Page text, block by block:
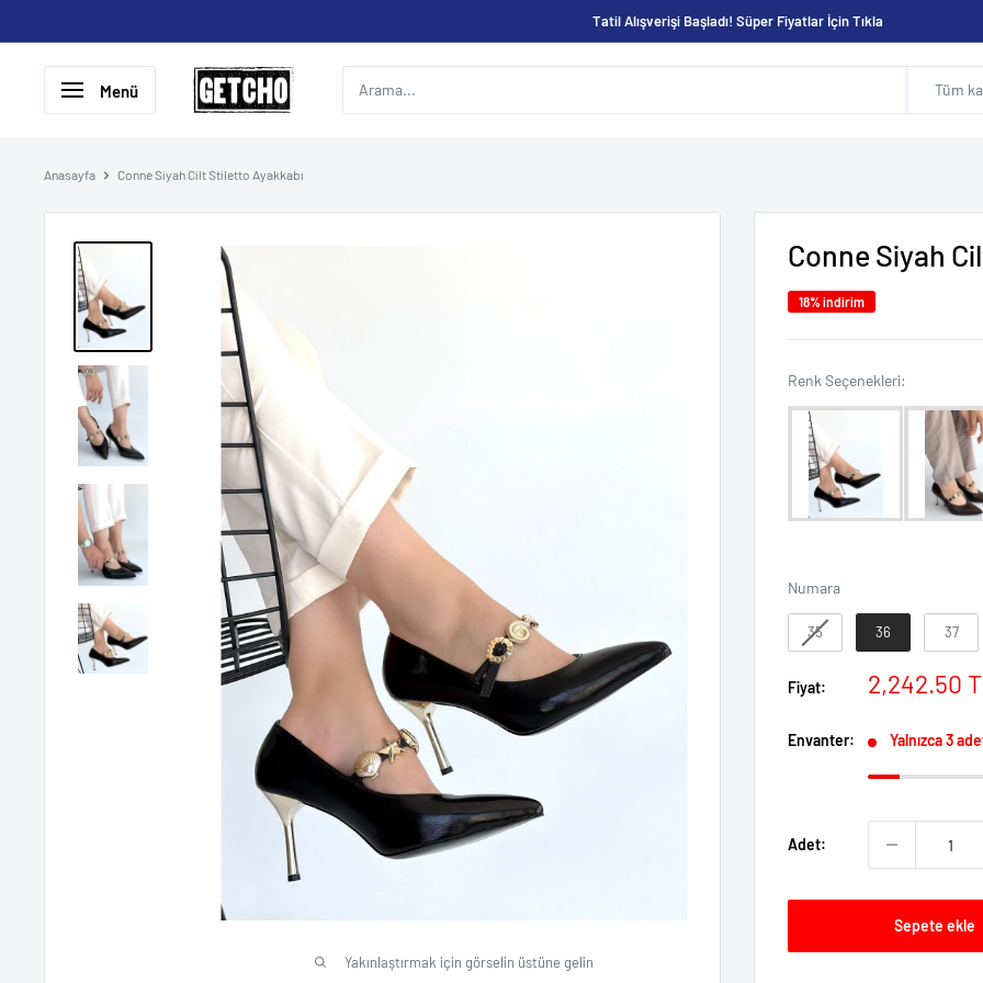
geç
Tatil Alışverişi Başladı! Süper Fiyatlar İçin Tıkla
Menü
GETCHO
Tüm
Anasayfa Conne Siyah Cilt Stiletto Ayakkabı
Yakınlaştırmak için görselin üstüne gelin
Conne Siyah
18% indirim
Renk Seçenekleri:
NumaraNumara
35 36 37
Fiyat:
İndirimli
2,242.50
Envanter: Yalnızca 3
Adet:
Sepete ekle